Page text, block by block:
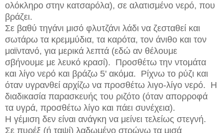
ολόκληρο στην κατσαρόλα), σε αλατισμένο νερό, που
βράζει.
Σε βαθύ τηγάνι μισό φλυτζάνι λάδι να ζεσταθεί και
σωτάρω τα κρεμμύδια, τα καρότα, τον άνιθο και τον
μαϊντανό, για μερικά λεπτά (εδώ αν θέλουμε
σβήνουμε με λευκό κρασί). Προσθέτω την ντομάτα
και λίγο νερό και βράζω 5' ακόμα. Ρίχνω το ρύζι και
όταν υγρανθεί αρχίζω να προσθέτω λιγο-λίγο νερό. Η
διαδικασία παρασκευής του ριζότο (όταν απορροφά
τα υγρά, προσθέτω λίγο και πάει συνέχεια).
Η γέμιση δεν είναι ανάγκη να μείνει τελείως στεγνή.
Σε πυρέξ (ή ταψί) λαδωμένο στρώνω τα μισά